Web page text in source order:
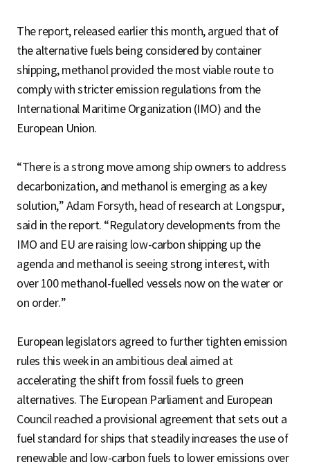
The report, released earlier this month, argued that of
the alternative fuels being considered by container
shipping, methanol provided the most viable route to
comply with stricter emission regulations from the
International Maritime Organization (IMO) and the
European Union.
“There is a strong move among ship owners to address
decarbonization, and methanol is emerging as a key
solution,” Adam Forsyth, head of research at Longspur,
said in the report. “Regulatory developments from the
IMO and EU are raising low-carbon shipping up the
agenda and methanol is seeing strong interest, with
over 100 methanol-fuelled vessels now on the water or
on order.”
European legislators agreed to further tighten emission
rules this week in an ambitious deal aimed at
accelerating the shift from fossil fuels to green
alternatives. The European Parliament and European
Council reached a provisional agreement that sets out a
fuel standard for ships that steadily increases the use of
renewable and low-carbon fuels to lower emissions over